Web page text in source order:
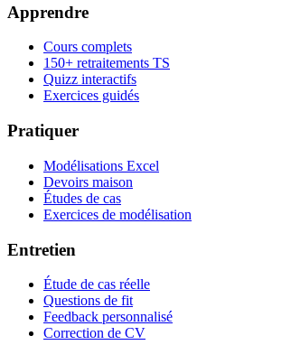
Apprendre
Cours complets
150+ retraitements TS
Quizz interactifs
Exercices guidés
Pratiquer
Modélisations Excel
Devoirs maison
Études de cas
Exercices de modélisation
Entretien
Étude de cas réelle
Questions de fit
Feedback personnalisé
Correction de CV